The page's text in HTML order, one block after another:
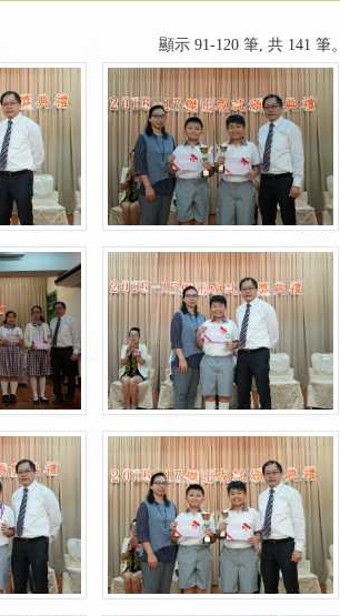
顯示 91-120 筆, 共 141 筆。